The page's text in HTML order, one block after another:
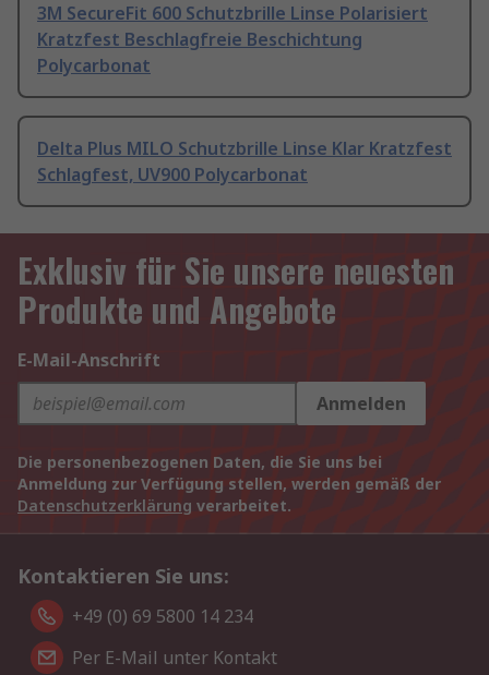
3M SecureFit 600 Schutzbrille Linse Polarisiert
Kratzfest Beschlagfreie Beschichtung
Polycarbonat
Delta Plus MILO Schutzbrille Linse Klar Kratzfest
Schlagfest, UV900 Polycarbonat
Exklusiv für Sie unsere neuesten
Produkte und Angebote
E-Mail-Anschrift
Anmelden
Die personenbezogenen Daten, die Sie uns bei
Anmeldung zur Verfügung stellen, werden gemäß der
Datenschutzerklärung verarbeitet.
Kontaktieren Sie uns:
+49 (0) 69 5800 14 234
Per E-Mail unter Kontakt